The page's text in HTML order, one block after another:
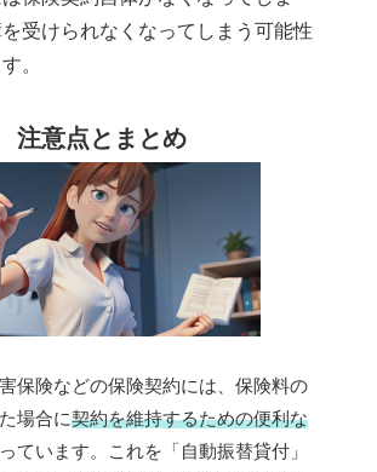
受けられなくなってしまう可能性
。
注意点とまとめ
保険などの保険契約には、保険料の
場合に契約を維持するための便利な
ています。これを「自動振替貸付」